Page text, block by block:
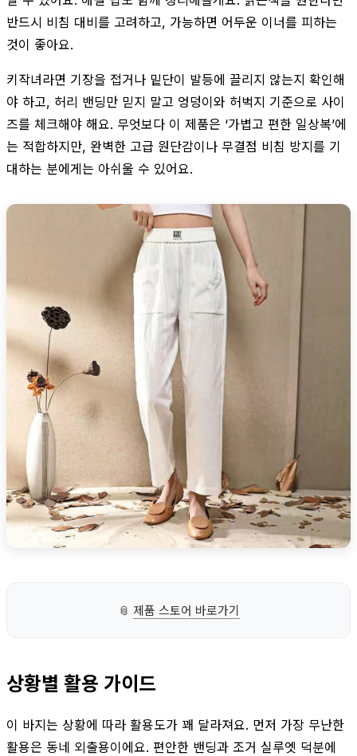
반드시 비침 대비를 고려하고, 가능하면 어두운 이너를 피하는
것이 좋아요.
키작녀라면 기장을 접거나 밑단이 발등에 끌리지 않는지 확인해
야 하고, 허리 밴딩만 믿지 말고 엉덩이와 허벅지 기준으로 사이
즈를 체크해야 해요. 무엇보다 이 제품은 ‘가볍고 편한 일상복’에
는 적합하지만, 완벽한 고급 원단감이나 무결점 비침 방지를 기
대하는 분에게는 아쉬울 수 있어요.
📎 제품 스토어 바로가기
상황별 활용 가이드
이 바지는 상황에 따라 활용도가 꽤 달라져요. 먼저 가장 무난한
활용은 동네 외출용이에요. 편안한 밴딩과 조거 실루엣 덕분에